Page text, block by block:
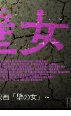
「壁の女」～